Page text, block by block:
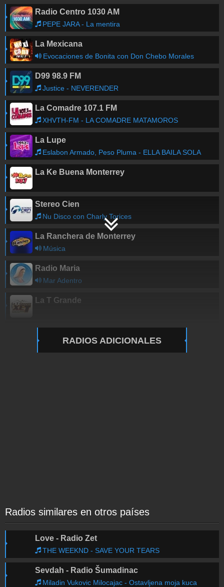
Radio Centro 1030 AM
PEPE JARA - La mentira
La Mexicana
Evocaciones de Bonita con Don Chebo Morales
D99 98.9 FM
Justice - NEVERENDER
La Comadre 107.1 FM
XHVTH-FM - LA COMADRE MATAMOROS
La Lupe
Eslabon Armado, Peso Pluma - ELLA BAILA SOLA
La Ke Buena Monterrey
Stereo Cien
Nu Disco con Charly Torices
La Ranchera de Monterrey
Música
Radio Maria
Mar Adentro
La T Grande
RADIOS ADICIONALES
Radios similares en otros países
Love - Radio Zet
THE WEEKND - SAVE YOUR TEARS
Sevdah - Radio Šumadinac
Miladin Vukovic Milocajac - Ostavljena moja kuca